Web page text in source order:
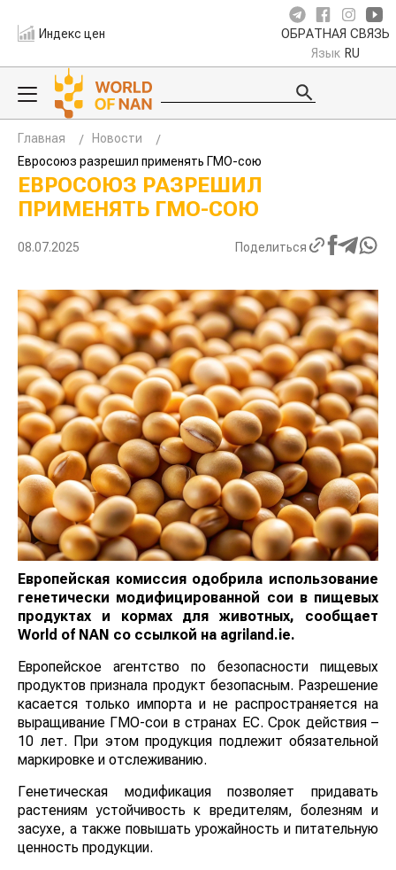
Индекс цен ОБРАТНАЯ СВЯЗЬ
Язык RU
Главная
Новости
Евросоюз разрешил применять ГМО-сою
ЕВРОСОЮЗ РАЗРЕШИЛ
ПРИМЕНЯТЬ ГМО-СОЮ
08.07.2025 Поделиться
Европейская комиссия одобрила использование
генетически модифицированной сои в пищевых
продуктах и кормах для животных, сообщает
World of NAN со ссылкой на agriland.ie.
Европейское агентство по безопасности пищевых
продуктов признала продукт безопасным. Разрешение
касается только импорта и не распространяется на
выращивание ГМО-сои в странах ЕС. Срок действия –
10 лет. При этом продукция подлежит обязательной
маркировке и отслеживанию.
Генетическая модификация позволяет придавать
растениям устойчивость к вредителям, болезням и
засухе, а также повышать урожайность и питательную
ценность продукции.